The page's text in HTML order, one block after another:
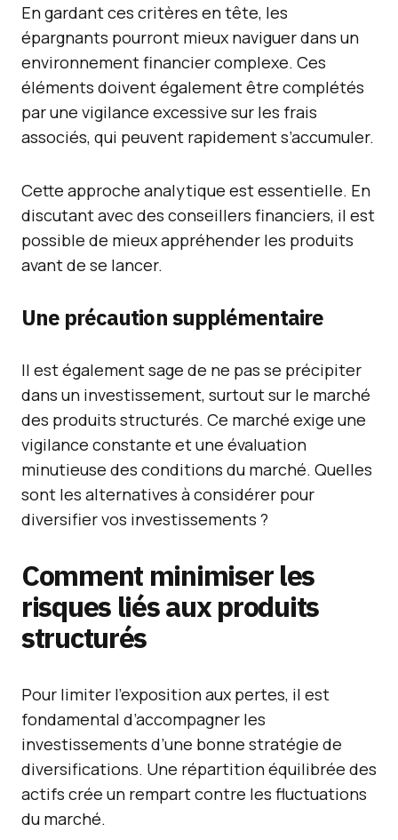
En gardant ces critères en tête, les
épargnants pourront mieux naviguer dans un
environnement financier complexe. Ces
éléments doivent également être complétés
par une vigilance excessive sur les frais
associés, qui peuvent rapidement s’accumuler.
Cette approche analytique est essentielle. En
discutant avec des conseillers financiers, il est
possible de mieux appréhender les produits
avant de se lancer.
Une précaution supplémentaire
Il est également sage de ne pas se précipiter
dans un investissement, surtout sur le marché
des produits structurés. Ce marché exige une
vigilance constante et une évaluation
minutieuse des conditions du marché. Quelles
sont les alternatives à considérer pour
diversifier vos investissements ?
Comment minimiser les
risques liés aux produits
structurés
Pour limiter l’exposition aux pertes, il est
fondamental d’accompagner les
investissements d’une bonne stratégie de
diversifications. Une répartition équilibrée des
actifs crée un rempart contre les fluctuations
du marché.